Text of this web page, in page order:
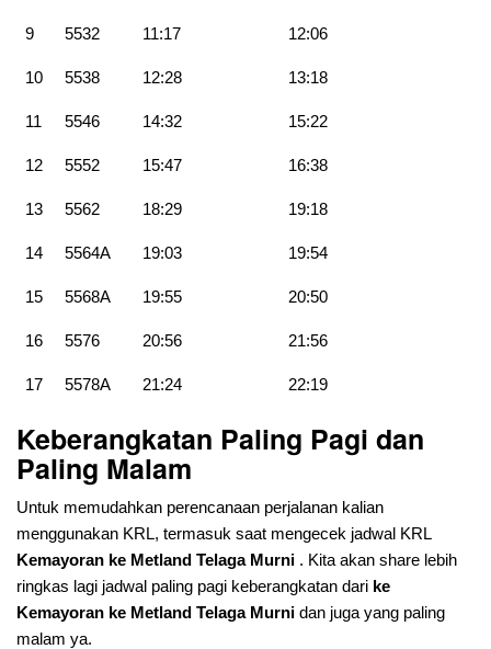
9 5532 11:17 12:06
10 5538 12:28 13:18
11 5546 14:32 15:22
12 5552 15:47 16:38
13 5562 18:29 19:18
14 5564A 19:03 19:54
15 5568A 19:55 20:50
16 5576 20:56 21:56
17 5578A 21:24 22:19
Keberangkatan Paling Pagi dan
Paling Malam
Untuk memudahkan perencanaan perjalanan kalian
menggunakan KRL, termasuk saat mengecek jadwal KRL
Kemayoran ke Metland Telaga Murni . Kita akan share lebih
ringkas lagi jadwal paling pagi keberangkatan dari ke
Kemayoran ke Metland Telaga Murni dan juga yang paling
malam ya.